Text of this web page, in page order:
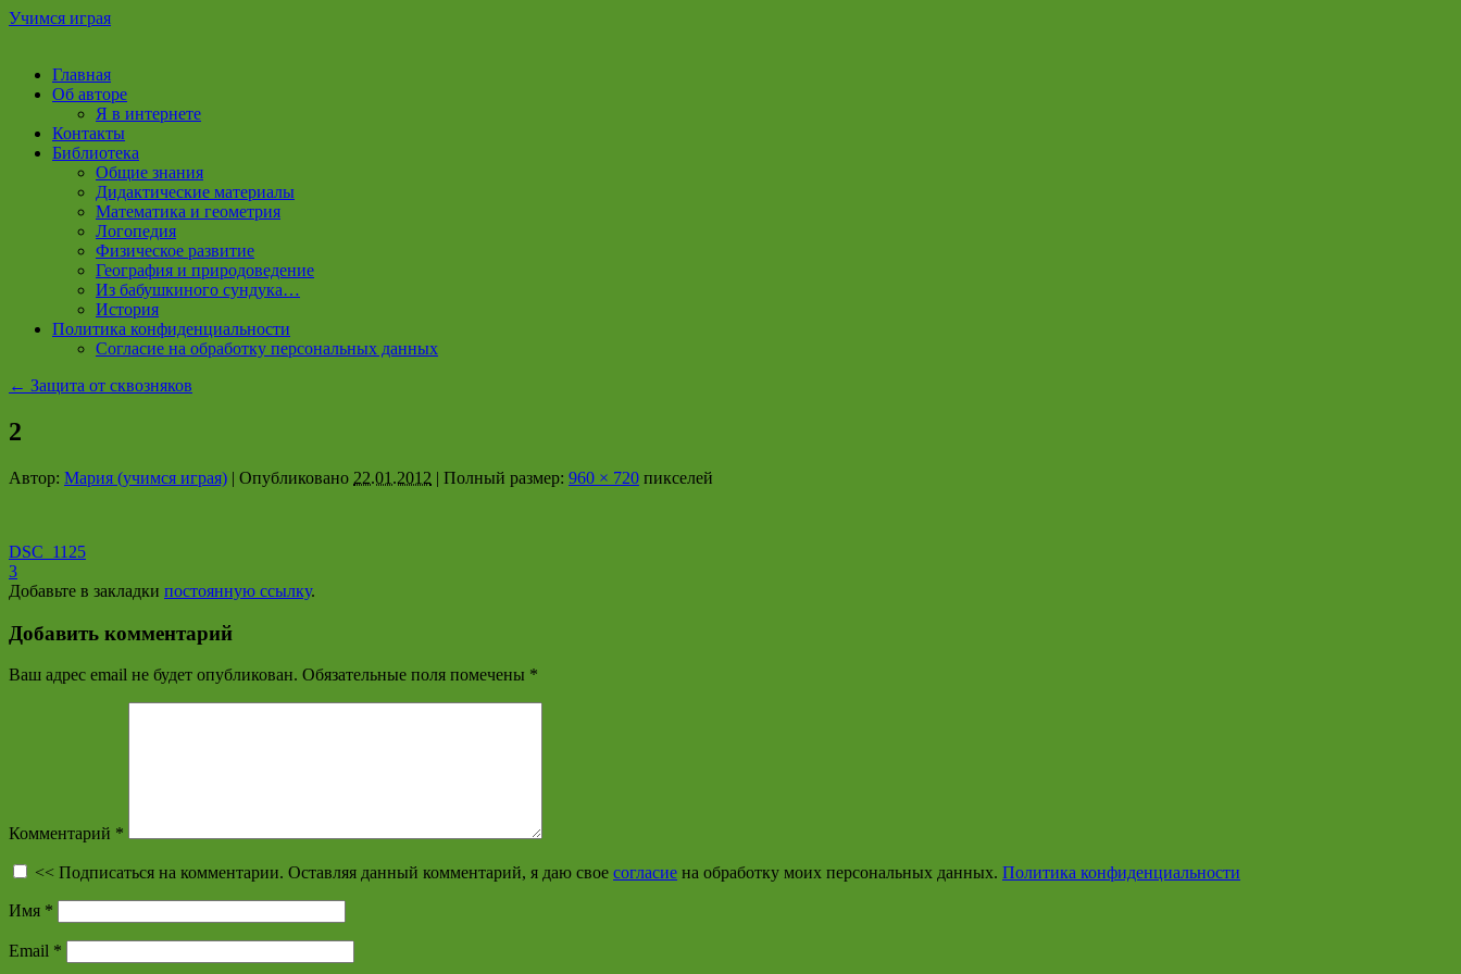
Учимся играя
Перейти
содержимому
Главная
Об авторе
Я в интернете
Контакты
Библиотека
Общие знания
Дидактические материалы
Математика и геометрия
Логопедия
Физическое развитие
География и природоведение
Из бабушкиного сундука…
История
Политика конфиденциальности
Согласие на обработку персональных данных
← Защита от сквозняков
2
Автор: Мария (учимся играя) | Опубликовано 22.01.2012 | Полный размер: 960 × 720 пикселей
DSC_1125
3
Добавьте в закладки постоянную ссылку.
Добавить комментарий
Ваш адрес email не будет опубликован. Обязательные поля помечены *
Комментарий *
<< Подписаться на комментарии. Оставляя данный комментарий, я даю свое согласие на обработку моих персональных данных. Политика конфиденциальности
Имя *
Email *